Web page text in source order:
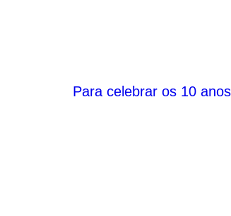
Para celebrar os 10